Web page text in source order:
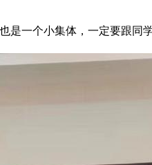
一个小集体，一定要跟